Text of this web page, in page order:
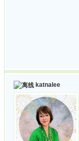
katnalee